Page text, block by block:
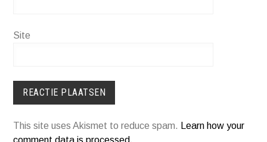
Site
This site uses Akismet to reduce spam. Learn how your